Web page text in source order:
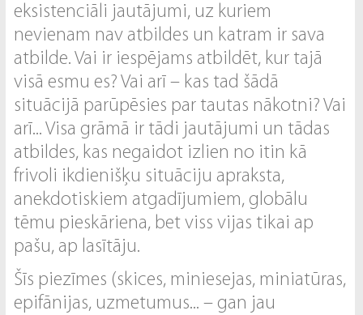
eksistenciāli jautājumi, uz kuriem
nevienam nav atbildes un katram ir sava
atbilde. Vai ir iespējams atbildēt, kur tajā
visā esmu es? Vai arī – kas tad šādā
situācijā parūpēsies par tautas nākotni? Vai
arī... Visa grāmā ir tādi jautājumi un tādas
atbildes, kas negaidot izlien no itin kā
frivoli ikdienišķu situāciju apraksta,
anekdotiskiem atgadījumiem, globālu
tēmu pieskāriena, bet viss vijas tikai ap
pašu, ap lasītāju.
Šīs piezīmes (skices, miniesejas, miniatūras,
epifānijas, uzmetumus... – gan jau